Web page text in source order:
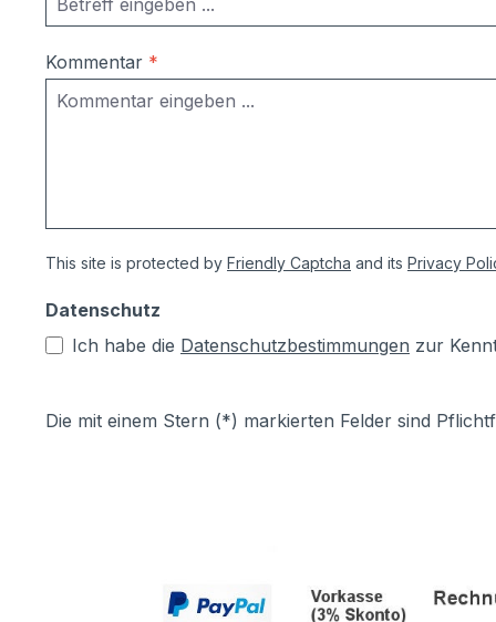
Kommentar *
This site is protected by Friendly Captcha and its Privacy
Datenschutz
Ich habe die Datenschutzbestimmungen zur
Die mit einem Stern (*) markierten Felder sind